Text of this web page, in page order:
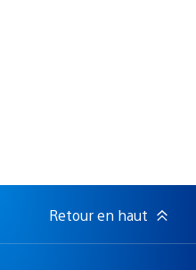
Retour en haut